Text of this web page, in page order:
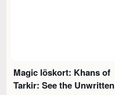
Magic löskort: Khans of
Tarkir: See the Unwritten